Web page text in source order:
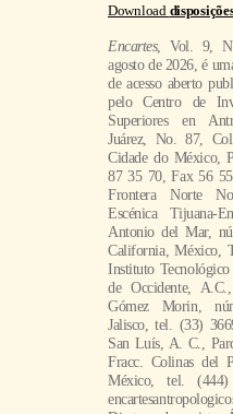
Download
Encartes, Vol. 9,
agosto de 2026, é
de acesso aberto
pelo Centro de
Superiores en
Juárez, No. 87,
Cidade do México,
87 35 70, Fax 56
Frontera Norte
Escénica Tijuana-
Antonio del Mar,
California, México,
Instituto
de Occidente,
Gómez Morin,
Jalisco, tel. (33)
San Luís, A. C.,
Fracc. Colinas del
México, tel.